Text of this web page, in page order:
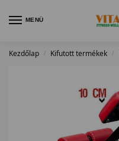
MENÜ
Kezdőlap / Kifutott termékek /